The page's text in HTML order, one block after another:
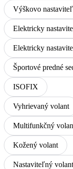
Výškovo
Elektricky
Elektricky
Športové predné
ISOFIX
Vyhrievaný volant
Multifunkčný
Kožený volant
Nastaviteľný volant